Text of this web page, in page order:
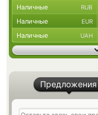
Наличные RUB
Наличные EUR
Наличные UAH
Предложения